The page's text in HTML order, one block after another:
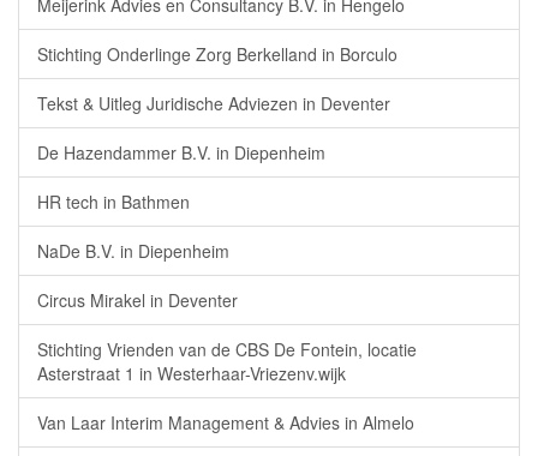
Meijerink Advies en Consultancy B.V. in Hengelo
Stichting Onderlinge Zorg Berkelland in Borculo
Tekst & Uitleg Juridische Adviezen in Deventer
De Hazendammer B.V. in Diepenheim
HR tech in Bathmen
NaDe B.V. in Diepenheim
Circus Mirakel in Deventer
Stichting Vrienden van de CBS De Fontein, locatie
Asterstraat 1 in Westerhaar-Vriezenv.wijk
Van Laar Interim Management & Advies in Almelo